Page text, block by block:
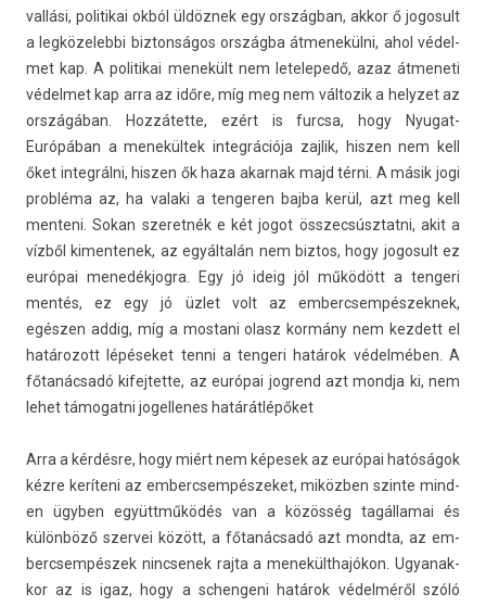
vallási, politikai okból üldöznek egy országban, akkor ő jogosult
a leg­közeleb­bi bi­zton­ságos országba átmenekül­ni, ahol védel­
met kap. A politikai menekült nem letelepedő, azaz átmeneti
védel­met kap arra az időre, míg meg nem vál­tozik a helyzet az
országában. Hozzátette, ezért is furcsa, hogy Nyugat-
Európában a menekültek in­teg­rációja zaj­lik, hisz­en nem kell
őket in­teg­rálni, hisz­en ők haza akar­nak majd térni. A másik jogi
probléma az, ha valaki a ten­ger­en bajba kerül, azt meg kell
men­teni. Sokan szeret­nék e két jogot összec­súsztat­ni, akit a
vízből kimen­tenek, az egyáltalán nem bi­ztos, hogy jogosult ez
európai menedék­jogra. Egy jó ideig jól működött a ten­geri
mentés, ez egy jó üzlet volt az em­bercsem­pészek­nek,
egészen addig, míg a mos­tani olasz kormány nem kez­dett el
határozott lépéseket tenni a ten­geri határok védelmében. A
főtanácsadó kifej­tette, az európai jog­rend azt mondja ki, nem
lehet támogat­ni jogel­lenes határátlépőket
Arra a kérdésre, hogy miért nem képesek az európai hatóságok
kézre keríteni az em­bercsem­pészeket, miközben szin­te mind­
en ügyben együttműködés van a közösség tagál­lamai és
különböző szer­vei között, a főtanácsadó azt mondta, az em­
bercsem­pészek nincsenek rajta a menekülthajókon. Ugyanak­
kor az is igaz, hogy a schen­geni határok védelméről szóló